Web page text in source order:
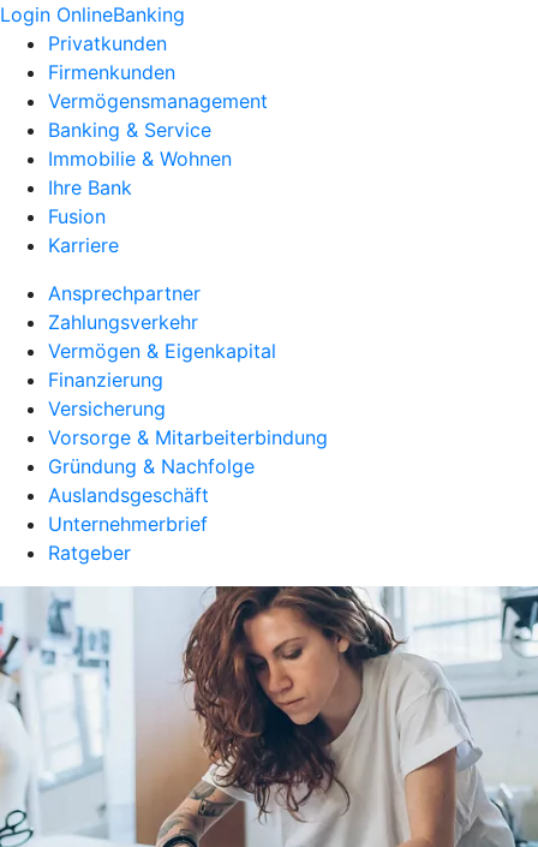
Login OnlineBanking
Privatkunden
Firmenkunden
Vermögensmanagement
Banking & Service
Immobilie & Wohnen
Ihre Bank
Fusion
Karriere
Ansprechpartner
Zahlungsverkehr
Vermögen & Eigenkapital
Finanzierung
Versicherung
Vorsorge & Mitarbeiterbindung
Gründung & Nachfolge
Auslandsgeschäft
Unternehmerbrief
Ratgeber